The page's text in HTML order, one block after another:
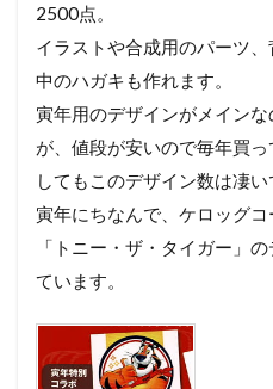
2500点。
イラストや合成用のパーツ
中のハガキも作れます。
寅年用のデザインがメイン
が、値段が安いので毎年買
してもこのデザイン数は凄い
寅年にちなんで、ケロッグ
「トニー・ザ・タイガー」
ています。